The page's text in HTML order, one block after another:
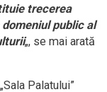
trecerea
public al
„, se mai arată
Palatului”